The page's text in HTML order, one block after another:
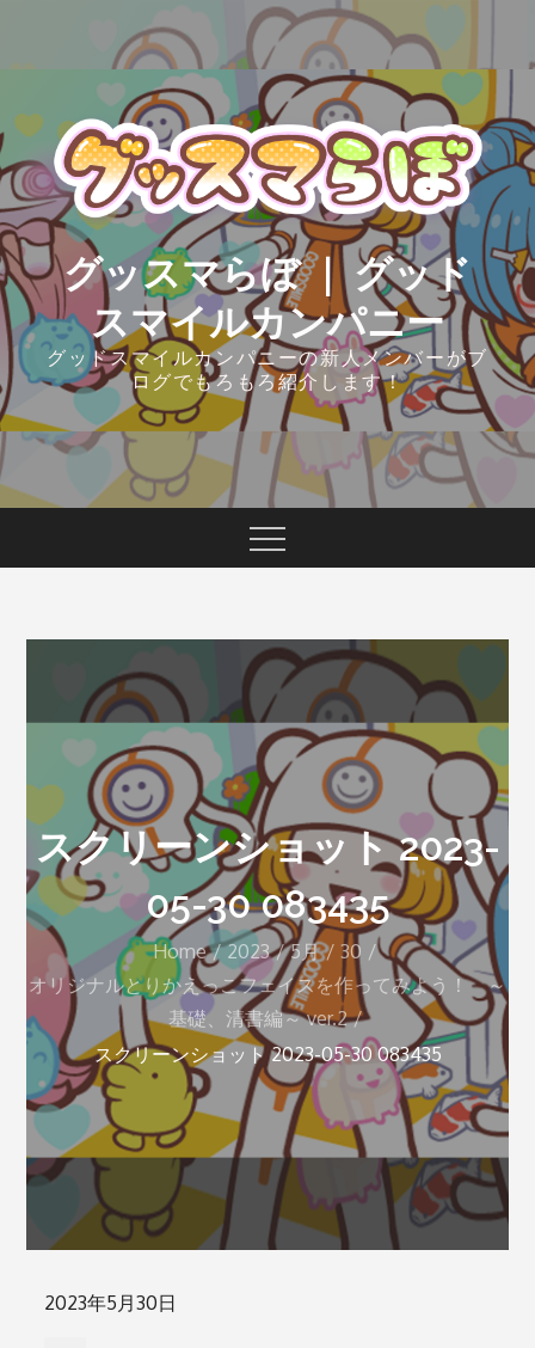
グッスマらぼ ｜ グッド
スマイルカンパニー
グッドスマイルカンパニーの新人メンバーがブ
ログでもろもろ紹介します！
スクリーンショット 2023-
05-30 083435
Home 2023 5月
30
オリジナルとりかえっこフェイスを作ってみよう！ ～
基礎、清書編～ ver.2
スクリーンショット 2023-05-30 083435
Posted
2023年5月30日